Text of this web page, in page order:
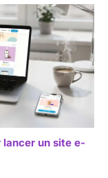
lancer un site e-